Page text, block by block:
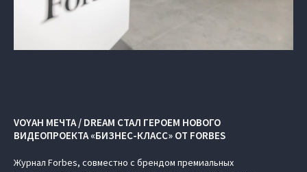
VOYAH МЕЧТА / DREAM СТАЛ ГЕРОЕМ НОВОГО
ВИДЕОПРОЕКТА «БИЗНЕС-КЛАСС» ОТ FORBES
Журнал Forbes, совместно с брендом премиальных